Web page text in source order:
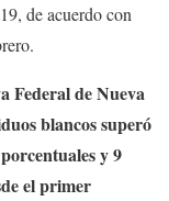
de acuerdo con
Federal de Nueva
blancos superó
y 9
el primer